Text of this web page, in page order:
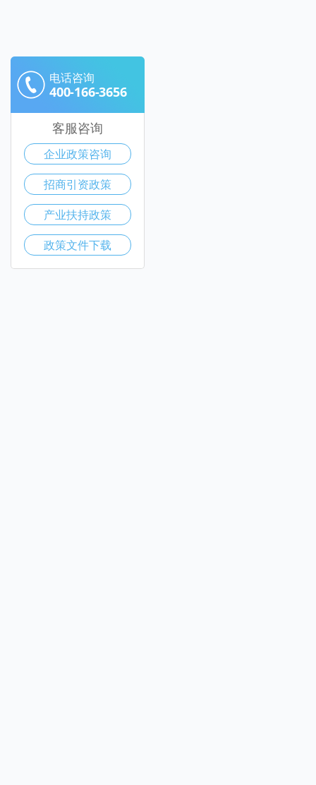
电话咨询
400-166-3656
客服咨询
企业政策咨询
招商引资政策
产业扶持政策
政策文件下载